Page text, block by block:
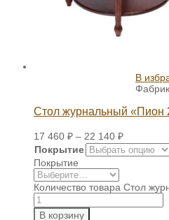
В
Стол журнальный «Пион
17 460 ₽ – 22 140 ₽
Покрытие
Покрытие
Количество товара Стол
В корзину